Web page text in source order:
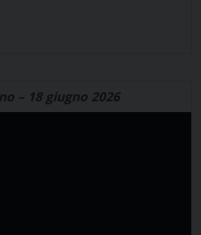
– 18 giugno 2026